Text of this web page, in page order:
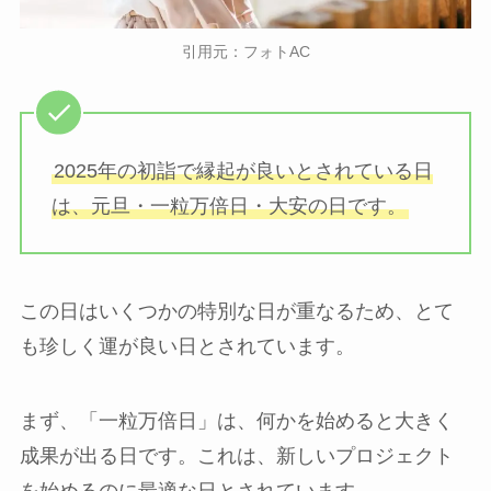
引用元：フォトAC
2025年の初詣で縁起が良いとされている日
は、元旦・一粒万倍日・大安の日です。
この日はいくつかの特別な日が重なるため、とて
も珍しく運が良い日とされています。
まず、「一粒万倍日」は、何かを始めると大きく
成果が出る日です。これは、新しいプロジェクト